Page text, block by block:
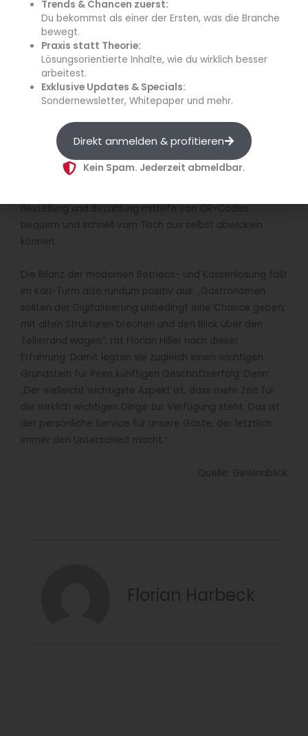
Aber natürlich genießen nicht nur die Mitarbeitenden die
Vorteile der intelligenten Gesamtlösung: „Wir profitieren
von einem spürbaren Zeitgewinn, etwa beim Einpflegen
aktueller Preise. Dank der Schnittstellen zu unseren
Lieferanten sparen wir uns enorm viel Aufwand“,
bestätigt Florian Hiller. Auch im Hinblick auf die
Buchführung sei der Schritt zur Digitalisierung definitiv
der richtige gewesen: Er schaffe dienotwendige
Transparenz und Sicherheit , auch gegenüber den
Kontrollbehörden, so der Leiter der Gastronomie im Karl-
Turm. Verschiedene Features erhöhten zudem den
Bestellung und Bezahlung mithilfe von QR-Codes
bequem und schnell vom Tisch aus selbst abwickeln
können.
Die Bilanz der modernen Betriebs- und Kassenlösung fällt
im Karl-Turm also rundum positiv aus: „Gastronomen
sollten der Digitalisierung unbedingt eine Chance geben,
mit alten Strukturen brechen und den Blick über den
Tellerrand wagen“, rät Florian Hiller nach dieser
Erfahrung. Damit legten sie zugleich einen wichtigen
Grundstein für ihren künftigen Geschäftserfolg. Denn:
„Der vielleicht wichtigste Aspekt ist, dass mehr Zeit für
die wirklich wichtigen Dinge zur Verfügung steht. Das ist
der persönliche Service für unsere Gäste, der letztlich
immer den Unterschied macht.“
Quelle: Gewinnblick
Florian Harbeck
Trends & Chancen zuerst:
Du bekommst als einer der Ersten, was die Branche
bewegt.
Praxis statt Theorie:
Lösungsorientierte Inhalte, wie du wirklich besser
arbeitest.
Exklusive Updates & Specials:
Sondernewsletter, Whitepaper und mehr.
Direkt anmelden & profitieren
Kein Spam. Jederzeit abmeldbar.